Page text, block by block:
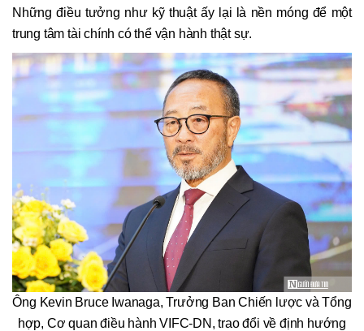
Những điều tưởng như kỹ thuật ấy lại là nền móng để một
trung tâm tài chính có thể vận hành thật sự.
Ông Kevin Bruce Iwanaga, Trưởng Ban Chiến lược và Tổng
hợp, Cơ quan điều hành VIFC-DN, trao đổi về định hướng